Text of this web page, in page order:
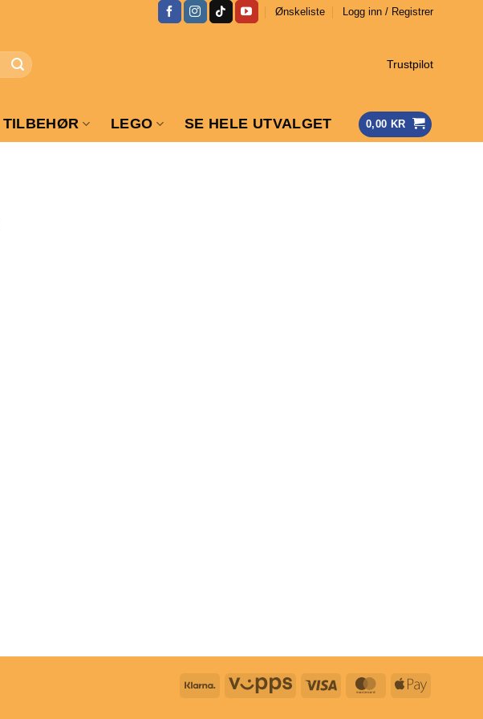
Ønskeliste Logg inn / Registrer
Trustpilot
TILBEHØR LEGO SE HELE UTVALGET 0,00 KR
Klarna Vipps Visa MasterCardApple